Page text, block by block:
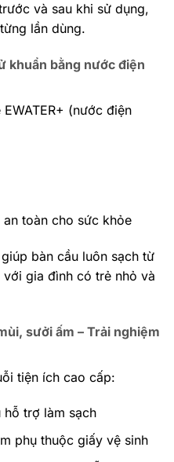
và sau khi sử dụng,
lần dùng.
khuẩn bằng nước điện
(nước điện
toàn cho sức khỏe
bàn cầu luôn sạch từ
gia đình có trẻ nhỏ và
sưởi ấm – Trải nghiệm
tiện ích cao cấp:
hỗ trợ làm sạch
phụ thuộc giấy vệ sinh